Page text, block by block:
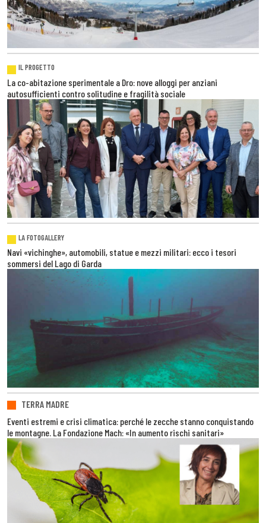
IL PROGETTO
La co-abitazione sperimentale a Dro: nove alloggi per anziani
autosufficienti contro solitudine e fragilità sociale
LA FOTOGALLERY
Navi «vichinghe», automobili, statue e mezzi militari: ecco i tesori
sommersi del Lago di Garda
TERRA MADRE
Eventi estremi e crisi climatica: perché le zecche stanno conquistando
le montagne. La Fondazione Mach: «In aumento rischi sanitari»